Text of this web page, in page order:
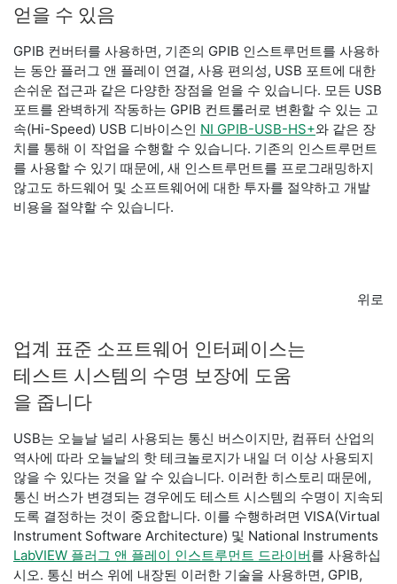
얻을 수 있음
GPIB 컨버터를 사용하면, 기존의 GPIB 인스트루먼트를 사용하
는 동안 플러그 앤 플레이 연결, 사용 편의성, USB 포트에 대한
손쉬운 접근과 같은 다양한 장점을 얻을 수 있습니다. 모든 USB
포트를 완벽하게 작동하는 GPIB 컨트롤러로 변환할 수 있는 고
속(Hi-Speed) USB 디바이스인 NI GPIB-USB-HS+와 같은 장
치를 통해 이 작업을 수행할 수 있습니다. 기존의 인스트루먼트
를 사용할 수 있기 때문에, 새 인스트루먼트를 프로그래밍하지
않고도 하드웨어 및 소프트웨어에 대한 투자를 절약하고 개발
비용을 절약할 수 있습니다.
위로
업계 표준 소프트웨어 인터페이스는
테스트 시스템의 수명 보장에 도움
을 줍니다
USB는 오늘날 널리 사용되는 통신 버스이지만, 컴퓨터 산업의
역사에 따라 오늘날의 핫 테크놀로지가 내일 더 이상 사용되지
않을 수 있다는 것을 알 수 있습니다. 이러한 히스토리 때문에,
통신 버스가 변경되는 경우에도 테스트 시스템의 수명이 지속되
도록 결정하는 것이 중요합니다. 이를 수행하려면 VISA(Virtual
Instrument Software Architecture) 및 National Instruments
LabVIEW 플러그 앤 플레이 인스트루먼트 드라이버를 사용하십
시오. 통신 버스 위에 내장된 이러한 기술을 사용하면, GPIB,